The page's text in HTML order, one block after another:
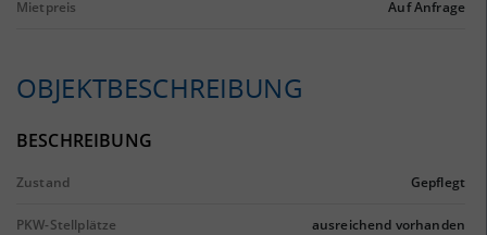
Mietpreis Auf Anfrage
OBJEKTBESCHREIBUNG
BESCHREIBUNG
Zustand Gepflegt
PKW-Stellplätze ausreichend vorhanden